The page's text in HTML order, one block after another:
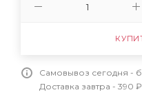
Самовывоз сегодня -
Доставка завтра - 390 ₽